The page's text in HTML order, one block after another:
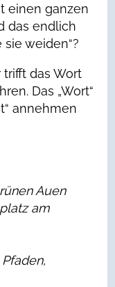
einen ganzen
das endlich
weiden“?
das Wort
Das „Wort“
annehmen
Auen
am